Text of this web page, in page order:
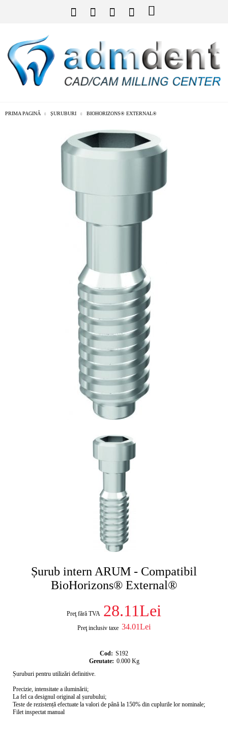
PRIMA PAGINĂ ȘURUBURI BIOHORIZONS® EXTERNAL®
Șurub intern ARUM - Compatibil
BioHorizons® External®
Preţ fără TVA 28.11Lei
Preţ inclusiv taxe 34.01Lei
Cod: S192
Greutate: 0.000 Kg
Șuruburi pentru utilizări definitive.
Precizie, intensitate a iluminării;
La fel ca designul original al șurubului;
Teste de rezistență efectuate la valori de până la 150% din cuplurile lor nominale;
Filet inspectat manual